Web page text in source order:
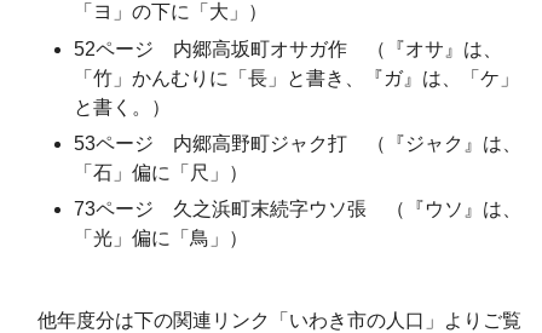
「ヨ」の下に「大」）
52ページ 内郷高坂町オサガ作 （『オサ』は、
「竹」かんむりに「長」と書き、『ガ』は、「ケ」
と書く。）
53ページ 内郷高野町ジャク打 （『ジャク』は、
「石」偏に「尺」）
73ページ 久之浜町末続字ウソ張 （『ウソ』は、
「光」偏に「鳥」）
他年度分は下の関連リンク「いわき市の人口」よりご覧